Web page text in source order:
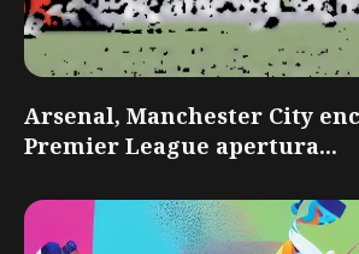
Arsenal, Manchester City
Premier League apertura...